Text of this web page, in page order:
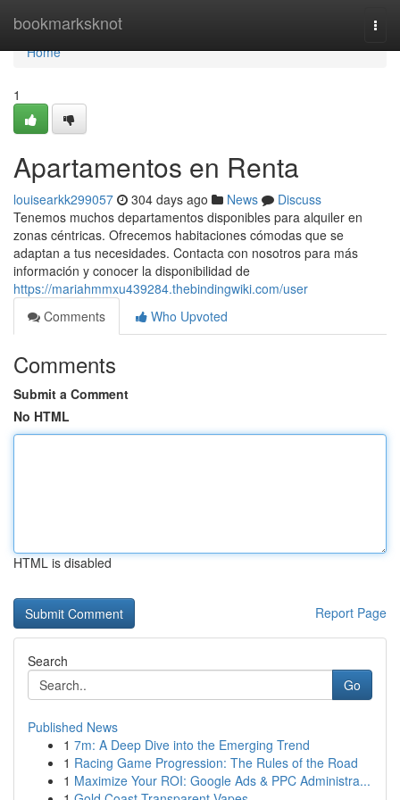
bookmarksknot
Home
Home
1
Apartamentos en Renta
louisearkk299057 304 days ago News
Discuss
Tenemos muchos departamentos disponibles para alquiler en
zonas céntricas. Ofrecemos habitaciones cómodas que se
adaptan a tus necesidades. Contacta con nosotros para más
información y conocer la disponibilidad de
https://mariahmmxu439284.thebindingwiki.com/user
Comments
Who Upvoted
Comments
Submit a Comment
No HTML
HTML is disabled
Report Page
Search
Go
Published News
1 7m: A Deep Dive into the Emerging Trend
1 Racing Game Progression: The Rules of the Road
1 Maximize Your ROI: Google Ads & PPC Administra...